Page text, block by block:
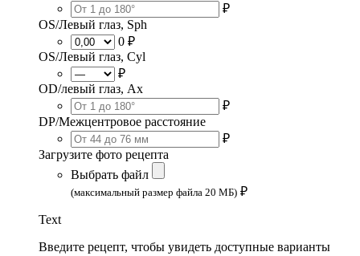
₽
OS/Левый глаз, Sph
0 ₽
OS/Левый глаз, Cyl
₽
OD/левый глаз, Ax
₽
DP/Межцентровое расстояние
₽
Загрузите фото рецепта
Выбрать файл
(максимальный размер файла 20 МБ) ₽
Text
Введите рецепт, чтобы увидеть доступные варианты